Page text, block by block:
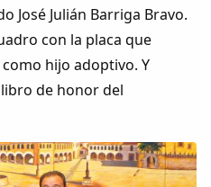
José Julián Barriga Bravo.
con la placa que
hijo adoptivo. Y
de honor del